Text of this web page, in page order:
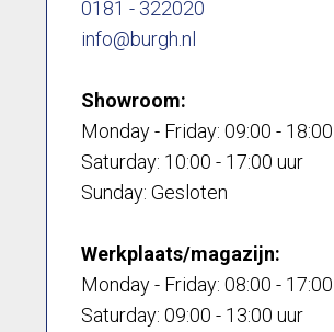
0181 - 322020
info@burgh.nl
Showroom:
Monday - Friday: 09:00 -
Saturday: 10:00 - 17:00 uur
Sunday: Gesloten
Werkplaats/magazijn:
Monday - Friday: 08:00 -
Saturday: 09:00 - 13:00 uur